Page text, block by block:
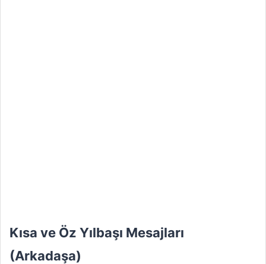
Kısa ve Öz Yılbaşı Mesajları
(Arkadaşa)